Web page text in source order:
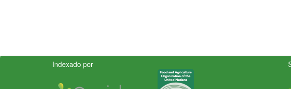
Indexado por